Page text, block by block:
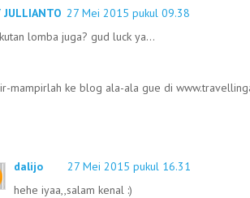
JULLIANTO 27 Mei 2015 pukul 09.38
lomba juga? gud luck ya...
mampirlah ke blog ala-ala gue di
dalijo
27 Mei 2015 pukul 16.31
hehe iyaa,,salam kenal :)